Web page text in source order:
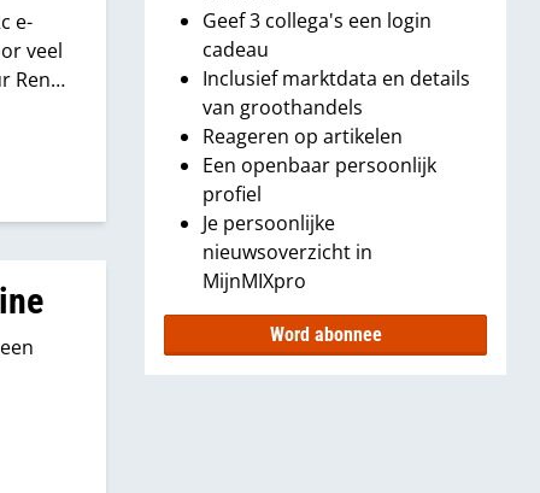
e-
veel
René
Geef 3 collega's een login
cadeau
Inclusief marktdata en details
van groothandels
Reageren op artikelen
Een openbaar persoonlijk
profiel
Je persoonlijke
nieuwsoverzicht in
MijnMIXpro
Word abonnee